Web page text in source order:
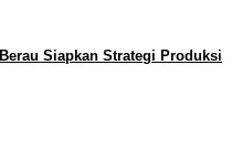
Siapkan Strategi Produksi